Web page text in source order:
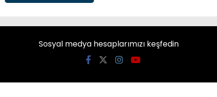
Sosyal medya hesaplarımızı keşfedin